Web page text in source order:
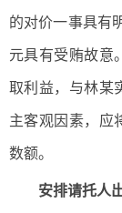
的对价一事具有
元具有受贿故意
取利益，与林某
主客观因素，应
数额。
安排请托人